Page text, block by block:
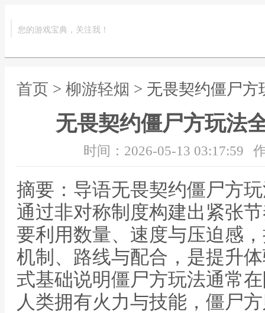
您的游戏宝典，关注我！
首页 > 柳游轻烟 > 无畏契约僵尸
无畏契约僵尸方玩法
时间：2026-05-13 03:17:59
摘要：导语无畏契约僵尸方
通过非对称制度构建出紧张
要利用数量、速度与压迫感
机制、路线与配合，是提升
式基础说明僵尸方玩法通常
人类拥有火力与技能，僵尸